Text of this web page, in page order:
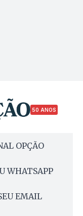
50 ANOS
OPÇÃO
WHATSAPP
EMAIL